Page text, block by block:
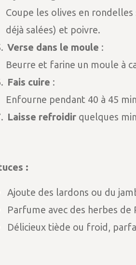
Coupe les olives en
déjà salées) et poivre.
Verse dans le moule :
Beurre et farine un moule à
Fais cuire :
Enfourne pendant 40 à 45
Laisse refroidir quelques
:
Ajoute des lardons ou du
Parfume avec des herbes de
Délicieux tiède ou froid,